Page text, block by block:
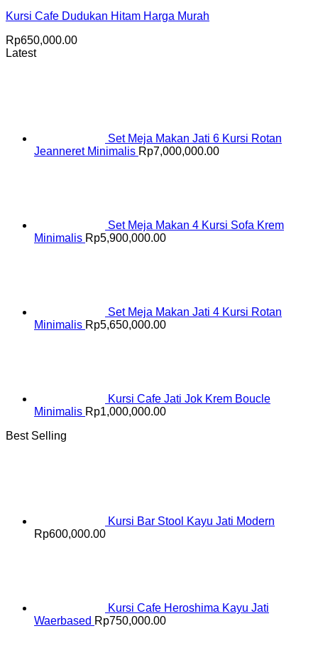
Kursi Cafe Dudukan Hitam Harga Murah
Rp650,000.00
Latest
Set Meja Makan Jati 6 Kursi Rotan
Jeanneret Minimalis Rp7,000,000.00
Set Meja Makan 4 Kursi Sofa Krem
Minimalis Rp5,900,000.00
Set Meja Makan Jati 4 Kursi Rotan
Minimalis Rp5,650,000.00
Kursi Cafe Jati Jok Krem Boucle
Minimalis Rp1,000,000.00
Best Selling
Kursi Bar Stool Kayu Jati Modern
Rp600,000.00
Kursi Cafe Heroshima Kayu Jati
Waerbased Rp750,000.00